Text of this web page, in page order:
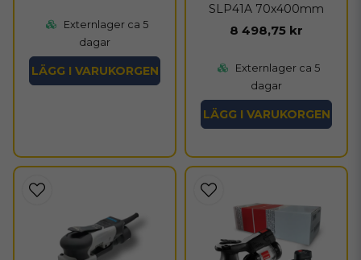
Externlager ca 5
dagar
LÄGG I VARUKORGEN
SLP41A 70x400mm
8 498,75 kr
Externlager ca 5
dagar
LÄGG I VARUKORGEN